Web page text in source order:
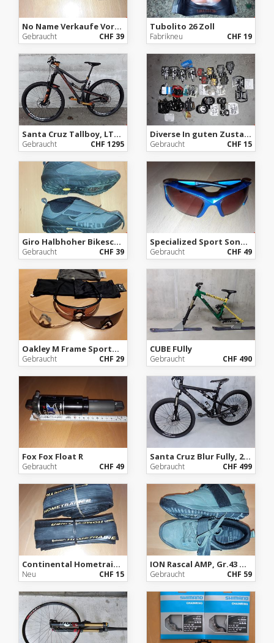
No Name Verkaufe Vorbau, 85mm länge, 170 Gramm 31.8 Lenkerklemmung, 33mm Schaft Durchmesser
Gebraucht CHF 39
Tubolito 26 Zoll
Fabrikneu CHF 19
Santa Cruz Tallboy, LTDc 29 Zoll
Gebraucht CHF 1295
Diverse In guten Zustand
Gebraucht CHF 15
Giro Halbhoher Bikeschuh Gr. 42
Gebraucht CHF 39
Specialized Sport Sonnenbrille
Gebraucht CHF 49
Oakley M Frame Sportbrille mit 3 Gläsern
Gebraucht CHF 29
CUBE FUlly
Gebraucht CHF 490
Fox Fox Float R
Gebraucht CHF 49
Santa Cruz Blur Fully, 26 Zoll, Gr.M
Gebraucht CHF 499
Continental Hometrainer und Rolle
Neu CHF 15
ION Rascal AMP, Gr.43 Halbhoher Bikeschuh
Gebraucht CHF 59